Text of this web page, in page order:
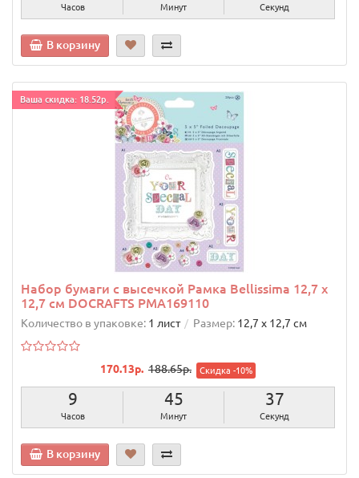
Часов Минут Секунд
В корзину
Ваша скидка: 18.52р.
Набор бумаги с высечкой Рамка Bellissima 12,7 х
12,7 см DOCRAFTS PMA169110
Количество в упаковке: 1 лист Размер: 12,7 х 12,7 см
170.13р. 188.65р. Скидка -10%
9
Часов
45
Минут
36
Секунд
В корзину